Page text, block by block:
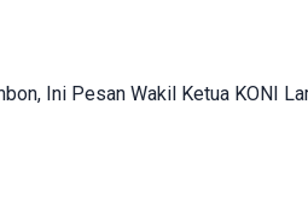
Ini Pesan Wakil Ketua KONI